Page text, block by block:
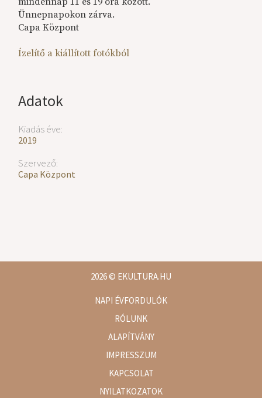
Adatok
Kiadás éve:
2019
Szervező:
Capa Központ
Ünnepnapokon zárva.
Capa Központ
Ízelítő a kiállított fotókból
2026© EKULTURA.HU
NAPI ÉVFORDULÓK
RÓLUNK
ALAPÍTVÁNY
IMPRESSZUM
KAPCSOLAT
NYILATKOZATOK